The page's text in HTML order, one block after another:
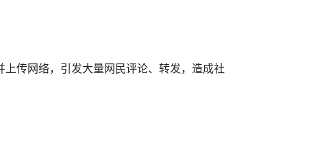
传网络，引发大量网民评论、转发，造成社